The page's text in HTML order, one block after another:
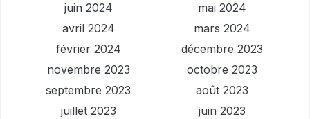
juin 2024
mai 2024
avril 2024
mars 2024
février 2024
décembre 2023
novembre 2023
octobre 2023
septembre 2023
août 2023
juillet 2023
juin 2023